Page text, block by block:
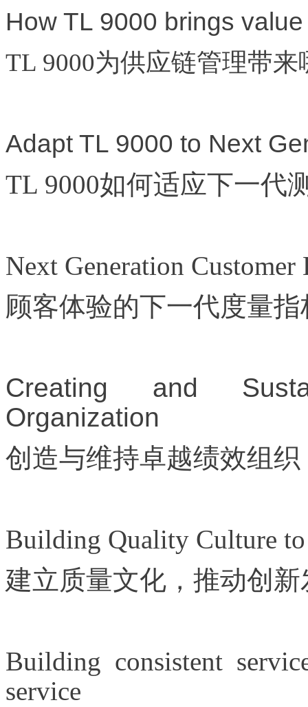
How TL 9000 brings
TL 9000为供应链管理带来
Adapt TL 9000 to Next
TL 9000如何适应下一代
Next Generation Customer
顾客体验的下一代度量指
Creating and
Organization
创造与维持卓越绩效组织
Building Quality Culture
建立质量文化，推动创新
Building consistent
service